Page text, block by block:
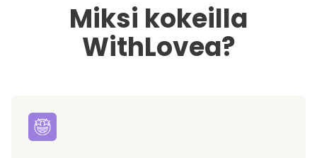
Miksi kokeilla
WithLovea?